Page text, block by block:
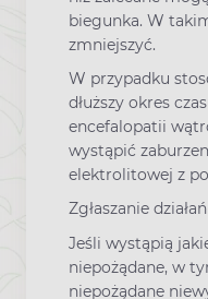
biegunka. W
zmniejszyć.
W przypadku
dłuższy okres
encefalopatii
wystąpić
elektrolitowej z
Zgłaszanie
Jeśli wystąpią
niepożądane, w
niepożądane